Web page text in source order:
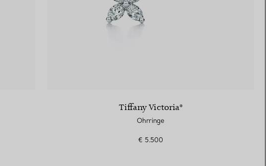
Tiffany Victoria®
Ohrringe
€ 5.500